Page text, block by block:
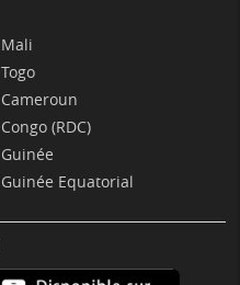
Mali
Togo
Cameroun
Congo (RDC)
Guinée
Guinée Equatorial